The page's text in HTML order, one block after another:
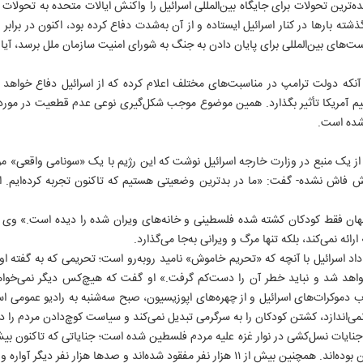
تحولات برای جایگاه بین‌المللی اسرائیل را واکنش ایالات متحده به
بارها در کنار اسرائیل ایستاده و از آن به‌شدت دفاع کرده بود، اکنون در
بین‌المللی برای پایان‌ دادن به جنگ به شورای امنیت سازمان ملل برسد،
دولت ترامپ در مناسبت‌های مختلف اعلام کرده که از اسرائیل دفاع
تأثیر بگذارد. همین موضوع موجب شکل‌گیری نوعی عدم قطعیت در مورد
شده است.
یک منبع در وزارت خارجه اسرائیل نوشت که این رژیم با یک «سونامی واقعی»
فاش نشده- گفت: «ما در بدترین وضعیتی هستیم که تاکنون تجربه کرده‌ایم.
نوامبر ۲۰۲۳ تاکنون، جهان فقط کودکان کشته‌ شده فلسطینی و خانه‌های ویران‌ شده را دیده
نمی‌کند، بلکه تنها مرگ و ویرانی به‌جا می‌گذارد.
اسرائیل با آنچه که «تحریم خاموش» نامید روبه‌رو است؛ تحریمی که به
شد و نباید خطر آن را دست‌کم گرفت.» او گفت که هیچ‌کس دیگر
دموکرات‌های اسرائیل و از چهره‌های اپوزیسیون، صبح سه‌شنبه به رادیو
کشتن کودکان را به سرگرمی تبدیل نمی‌کند و سیاست کوچ‌دادن مردم
شده‌اند و صدها هزار نفر دیگر آواره و بی‌خانمان شده‌اند.